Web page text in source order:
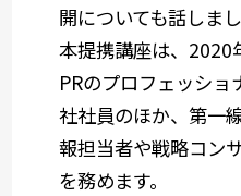
開についても話しまし
本提携講座は、2020
PRのプロフェッシ
社社員のほか、第一
報担当者や戦略コン
を務めます。